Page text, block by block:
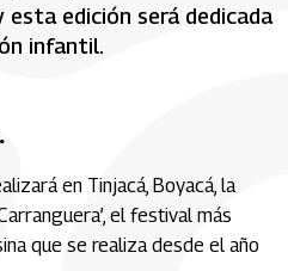
esta edición será dedicada
infantil.
en Tinjacá, Boyacá, la
el festival más
que se realiza desde el año